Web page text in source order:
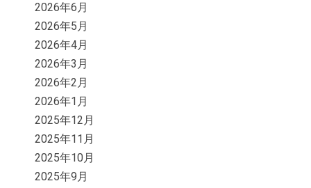
2026年6月
2026年5月
2026年4月
2026年3月
2026年2月
2026年1月
2025年12月
2025年11月
2025年10月
2025年9月